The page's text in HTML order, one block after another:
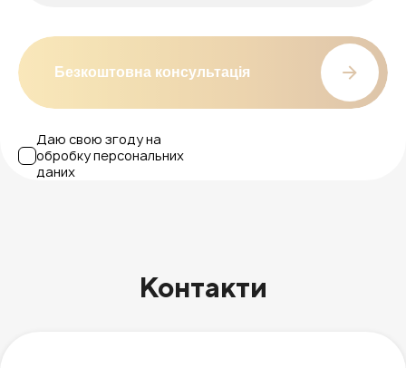
Безкоштовна консультація
Даю свою згоду на
обробку персональних
даних
Контакти